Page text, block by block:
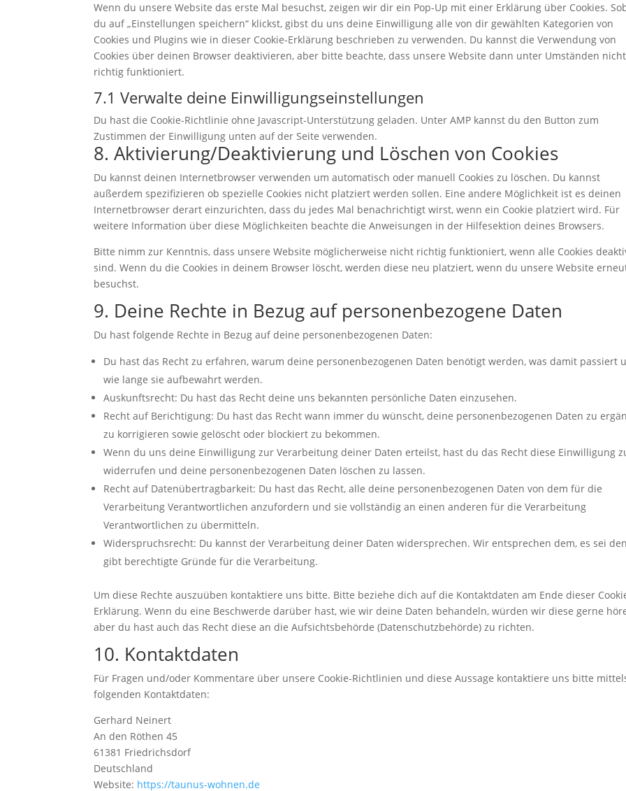
service
sonstiges
Wenn du unsere Website das erste Mal besuchst, zeigen wir dir ein Pop-Up mit einer Erklärung über Cookies.
du auf „Einstellungen speichern“ klickst, gibst du uns deine Einwilligung alle von dir gewählten Kategorien von
Cookies und Plugins wie in dieser Cookie-Erklärung beschrieben zu verwenden. Du kannst die Verwendung von
Cookies über deinen Browser deaktivieren, aber bitte beachte, dass unsere Website dann unter Umständen nicht
richtig funktioniert.
7.1 Verwalte deine Einwilligungseinstellungen
Du hast die Cookie-Richtlinie ohne Javascript-Unterstützung geladen. Unter AMP kannst du den Button zum
Zustimmen der Einwilligung unten auf der Seite verwenden.
8. Aktivierung/Deaktivierung und Löschen von Cookies
Du kannst deinen Internetbrowser verwenden um automatisch oder manuell Cookies zu löschen. Du kannst
außerdem spezifizieren ob spezielle Cookies nicht platziert werden sollen. Eine andere Möglichkeit ist es deinen
Internetbrowser derart einzurichten, dass du jedes Mal benachrichtigt wirst, wenn ein Cookie platziert wird. Für
weitere Information über diese Möglichkeiten beachte die Anweisungen in der Hilfesektion deines Browsers.
Bitte nimm zur Kenntnis, dass unsere Website möglicherweise nicht richtig funktioniert, wenn alle Cookies
sind. Wenn du die Cookies in deinem Browser löscht, werden diese neu platziert, wenn du unsere Website
besuchst.
9. Deine Rechte in Bezug auf personenbezogene Daten
Du hast folgende Rechte in Bezug auf deine personenbezogenen Daten:
Du hast das Recht zu erfahren, warum deine personenbezogenen Daten benötigt werden, was damit passiert
wie lange sie aufbewahrt werden.
Auskunftsrecht: Du hast das Recht deine uns bekannten persönliche Daten einzusehen.
Recht auf Berichtigung: Du hast das Recht wann immer du wünscht, deine personenbezogenen Daten zu
zu korrigieren sowie gelöscht oder blockiert zu bekommen.
Wenn du uns deine Einwilligung zur Verarbeitung deiner Daten erteilst, hast du das Recht diese Einwilligung
widerrufen und deine personenbezogenen Daten löschen zu lassen.
Recht auf Datenübertragbarkeit: Du hast das Recht, alle deine personenbezogenen Daten von dem für die
Verarbeitung Verantwortlichen anzufordern und sie vollständig an einen anderen für die Verarbeitung
Verantwortlichen zu übermitteln.
Widerspruchsrecht: Du kannst der Verarbeitung deiner Daten widersprechen. Wir entsprechen dem, es sei
gibt berechtigte Gründe für die Verarbeitung.
Um diese Rechte auszuüben kontaktiere uns bitte. Bitte beziehe dich auf die Kontaktdaten am Ende dieser
Erklärung. Wenn du eine Beschwerde darüber hast, wie wir deine Daten behandeln, würden wir diese gerne
aber du hast auch das Recht diese an die Aufsichtsbehörde (Datenschutzbehörde) zu richten.
10. Kontaktdaten
Für Fragen und/oder Kommentare über unsere Cookie-Richtlinien und diese Aussage kontaktiere uns bitte
folgenden Kontaktdaten:
Gerhard Neinert
An den Röthen 45
61381 Friedrichsdorf
Deutschland
Website: https://taunus-wohnen.de